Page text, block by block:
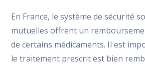
En France, le système de sécurité
mutuelles offrent un
de certains médicaments. Il est
le traitement prescrit est bien